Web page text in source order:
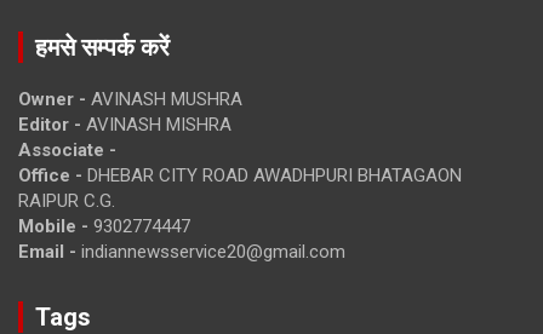
हमसे सम्पर्क करें
Owner - AVINASH MUSHRA
Editor - AVINASH MISHRA
Associate -
Office - DHEBAR CITY ROAD AWADHPURI BHATAGAON
RAIPUR C.G.
Mobile - 9302774447
Email - indiannewsservice20@gmail.com
Tags